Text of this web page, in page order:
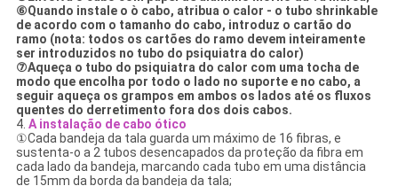
⑥Quando instale o ò cabo, atribua o calor - o tubo shrinkable
de acordo com o tamanho do cabo, introduz o cartão do
ramo (nota: todos os cartões do ramo devem inteiramente
ser introduzidos no tubo do psiquiatra do calor)
⑦Aqueça o tubo do psiquiatra do calor com uma tocha de
modo que encolha por todo o lado no suporte e no cabo, a
seguir aqueça os grampos em ambos os lados até os fluxos
quentes do derretimento fora dos dois cabos.
4. A instalação de cabo ótico
①Cada bandeja da tala guarda um máximo de 16 fibras, e
sustenta-o a 2 tubos desencapados da proteção da fibra em
cada lado da bandeja, marcando cada tubo em uma distância
de 15mm da borda da bandeja da tala;